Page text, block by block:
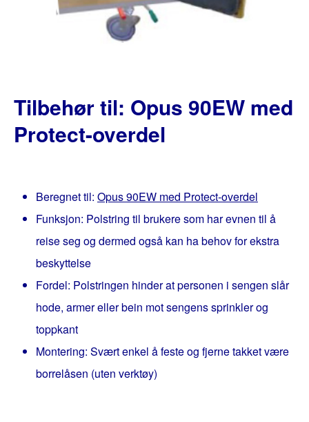
Tilbehør til: Opus 90EW med
Protect-overdel
Beregnet til: Opus 90EW med Protect-overdel
Funksjon: Polstring til brukere som har evnen til å
reise seg og dermed også kan ha behov for ekstra
beskyttelse
Fordel: Polstringen hinder at personen i sengen slår
hode, armer eller bein mot sengens sprinkler og
toppkant
Montering: Svært enkel å feste og fjerne takket være
borrelåsen (uten verktøy)